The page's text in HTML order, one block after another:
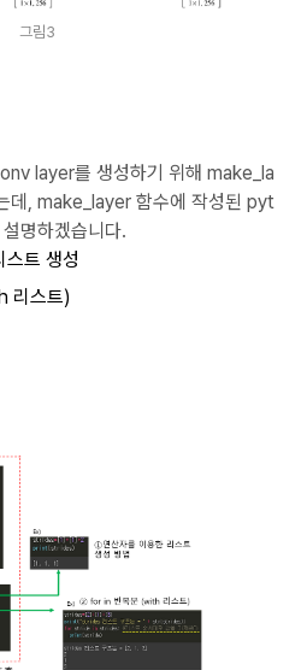
그림3
layer를 생성하기 위해 make_la
데, make_layer 함수에 작성된 pyt
명하겠습니다.
스트 생성
리스트)